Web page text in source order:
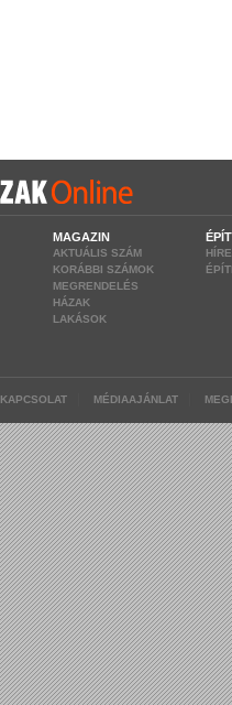
MAGAZIN
AKTUÁLIS SZÁM
KORÁBBI SZÁMOK
MEGRENDELÉS
HÁZAK
LAKÁSOK
KAPCSOLAT MÉDIAAJÁNLAT